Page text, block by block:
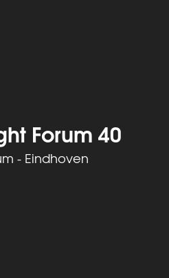
Forum 40
- Eindhoven